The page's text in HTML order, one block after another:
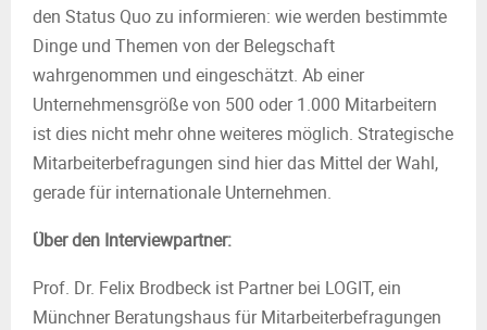
den Status Quo zu informieren: wie werden bestimmte
Dinge und Themen von der Belegschaft
wahrgenommen und eingeschätzt. Ab einer
Unternehmensgröße von 500 oder 1.000 Mitarbeitern
ist dies nicht mehr ohne weiteres möglich. Strategische
Mitarbeiterbefragungen sind hier das Mittel der Wahl,
gerade für internationale Unternehmen.
Über den Interviewpartner:
Prof. Dr. Felix Brodbeck ist Partner bei LOGIT, ein
Münchner Beratungshaus für Mitarbeiterbefragungen